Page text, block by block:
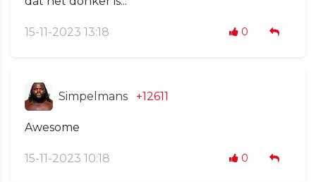
15-11-2023 13:18 0
Simpelmans +12611
Awesome
15-11-2023 10:18 0